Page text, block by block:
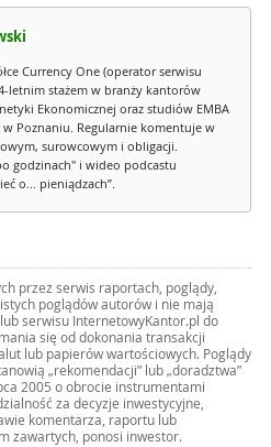
Currency One (operator serwisu
letnim stażem w branży kantorów
Ekonomicznej oraz studiów EMBA
Poznaniu. Regularnie komentuje w
surowcowym i obligacji.
godzinach" i wideo podcastu
o... pieniądzach”.
przez serwis raportach, poglądy,
poglądów autorów i nie mają
serwisu InternetowyKantor.pl do
się od dokonania transakcji
lub papierów wartościowych. Poglądy
„rekomendacji” lub „doradztwa”
2005 o obrocie instrumentami
za decyzje inwestycyjne,
komentarza, raportu lub
zawartych, ponosi inwestor.